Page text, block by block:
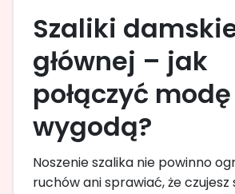
Szaliki
głównej – jak
połączyć modę
wygodą?
Noszenie szalika nie powinno
ruchów ani sprawiać, że czujesz